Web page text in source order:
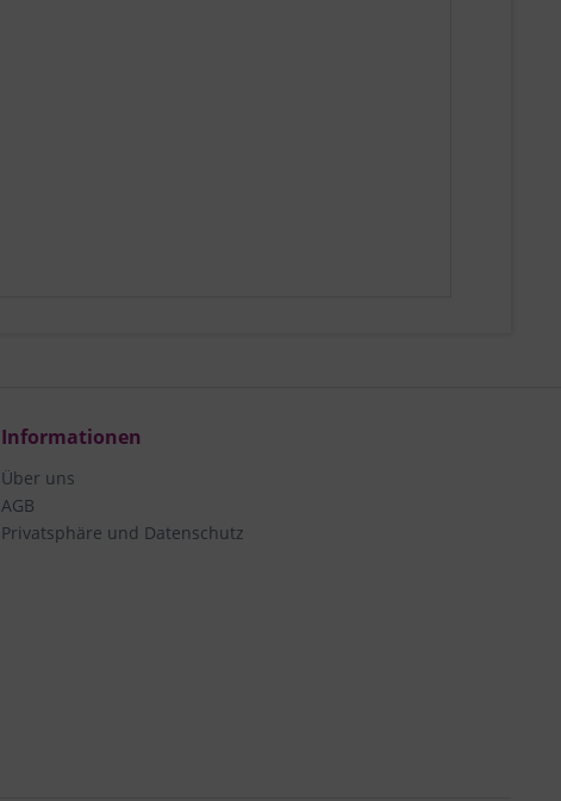
Informationen
Über uns
AGB
Privatsphäre und Datenschutz